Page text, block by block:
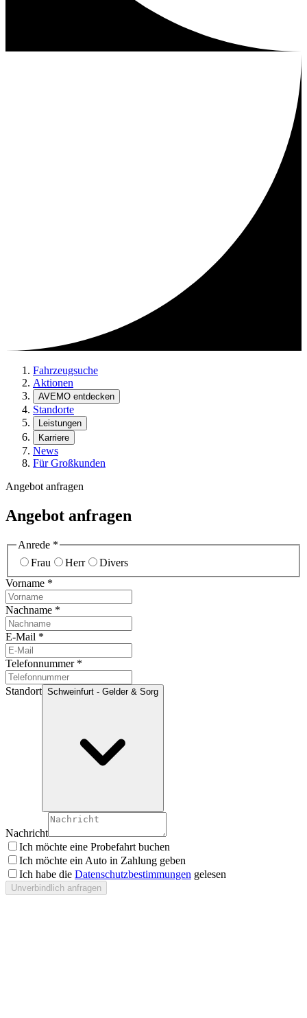
Fahrzeugsuche
Aktionen
AVEMO entdecken
Standorte
Leistungen
Karriere
News
Für Großkunden
Angebot anfragen
Angebot anfragen
Anrede *
Frau
Herr
Divers
Vorname *
Nachname *
E-Mail *
Telefonnummer*
Standort Schweinfurt - Gelder & Sorg
Nachricht
Ich möchte eine Probefahrt buchen
Ich möchte ein Auto in Zahlung geben
Ich habe die Datenschutzbestimmungen gelesen
Unverbindlich anfragen